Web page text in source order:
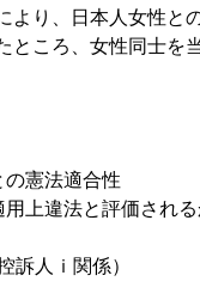
より、日本人女性と
ところ、女性同士を
憲法適合性
上違法と評価され
訴人ｉ関係）